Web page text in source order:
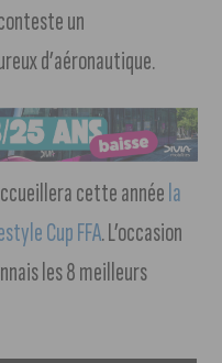
un
d’aéronautique.
cette annéela
Cup FFA. L’occasion
les 8 meilleurs